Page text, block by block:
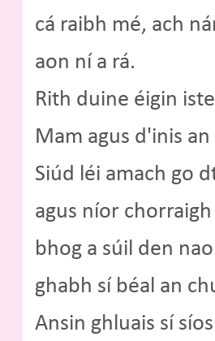
cá raibh mé, ach
aon ní a rá.
Rith duine éigin
Mam agus d'inis an
Siúd léi amach go
agus níor
bhog a súil den
ghabh sí béal an
Ansin ghluais sí